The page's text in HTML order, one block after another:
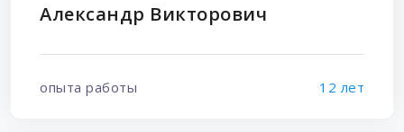
Александр Викторович
опыта работы 12 лет